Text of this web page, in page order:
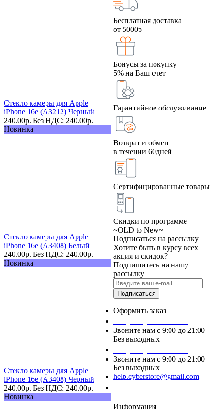
Стекло камеры для Apple
iPhone 16e (A3212) Черный
240.00р. Без НДС: 240.00р.
Новинка
Стекло камеры для Apple
iPhone 16e (A3408) Белый
240.00р. Без НДС: 240.00р.
Новинка
Стекло камеры для Apple
iPhone 16e (A3408) Черный
240.00р. Без НДС: 240.00р.
Новинка
Бесплатная доставка
от 5000р
Бонусы за покупку
5% на Ваш счет
Гарантийное обслуживание
Возврат и обмен
в течении 60дней
Сертифицированные товары
Скидки по программе
~OLD to New~
Подписаться на рассылку
Хотите быть в курсу всех
акция и скидок?
Подпишитесь на нашу
рассылку
Подписаться
Оформить заказ
Звоните нам с 9:00 до 21:00
Без выходных
Звоните нам с 9:00 до 21:00
Без выходных
help.cyberstore@gmail.com
Информация